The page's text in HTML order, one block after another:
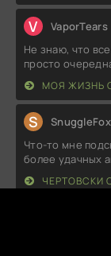
V VaporTears
Не знаю, что
просто
МОЯ ЖИЗНЬ
S SnuggleFox
Что-то мне
более удачных
ЧЕРТОВСКИ